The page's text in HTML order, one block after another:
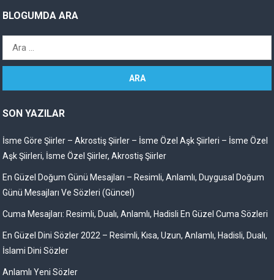
BLOGUMDA ARA
Arama:
SON YAZILAR
İsme Göre Şiirler – Akrostiş Şiirler – İsme Özel Aşk Şiirleri – İsme Özel
Aşk Şiirleri, İsme Özel Şiirler, Akrostiş Şiirler
En Güzel Doğum Günü Mesajları – Resimli, Anlamlı, Duygusal Doğum
Günü Mesajları Ve Sözleri (Güncel)
Cuma Mesajları: Resimli, Dualı, Anlamlı, Hadisli En Güzel Cuma Sözleri
En Güzel Dini Sözler 2022 – Resimli, Kısa, Uzun, Anlamlı, Hadisli, Dualı,
İslami Dini Sözler
Anlamlı Yeni Sözler